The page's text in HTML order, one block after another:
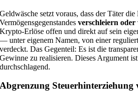
Geldwäsche setzt voraus, dass der Täter
Vermögensgegenstandesverschleiern oder
Krypto-Erlöse offen und direkt auf sein
— unter eigenem Namen, von einer
verdeckt. Das Gegenteil: Es ist die
Gewinne zu realisieren. Dieses Argument
durchschlagend.
Abgrenzung Steuerhinterziehung